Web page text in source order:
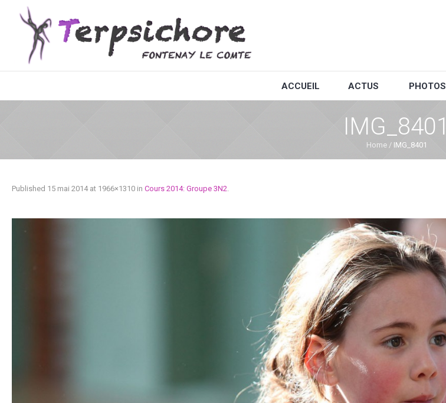
ACCUEIL ACTUS PHOTOS
IMG_8401
Home / IMG_8401
Published 15 mai 2014at 1966×1310 in Cours 2014: Groupe 3N2.